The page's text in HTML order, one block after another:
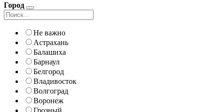
Город
Не важно
Астрахань
Балашиха
Барнаул
Белгород
Владивосток
Волгоград
Воронеж
Грозный